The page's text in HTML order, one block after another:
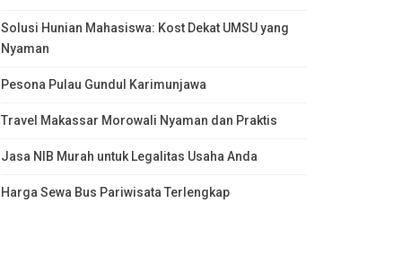
Solusi Hunian Mahasiswa: Kost Dekat UMSU yang
Nyaman
Pesona Pulau Gundul Karimunjawa
Travel Makassar Morowali Nyaman dan Praktis
Jasa NIB Murah untuk Legalitas Usaha Anda
Harga Sewa Bus Pariwisata Terlengkap